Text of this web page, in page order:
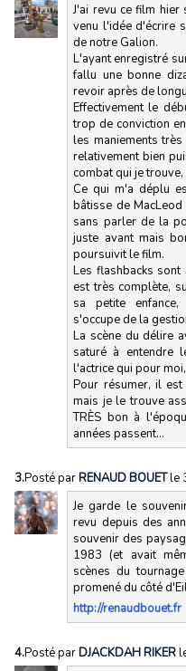
J'ai revu ce film
venu l'idée d'écrire
de notre Galion.
L'ayant enregistré
fallu une bonne
revoir après de
Effectivement le
trop de conviction
les maniements
relativement bien
combat qui je
Ce qui m'a déplu
bâtisse de
sans parler de la
juste avant mais
poursuivit le film.
Les flashbacks
est très complète,
sa petite
s'occupe de la
La scène du délire
saturé à entendre
l'actrice qui pour
Pour résumer, il
mais je le trouve
TRÈS bon à
années passent...
3.Posté parRENAUD BOUETle
Je garde le
revu depuis des
souvenir des
1983 (et avait
scènes du
promené du côté
http://renaudbouet.fr
4.Posté parDJACKDAH RIKER